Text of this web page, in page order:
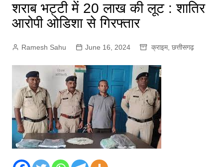
शराब भट्टी में 20 लाख की लूट : शातिर
आरोपी ओडिशा से गिरफ्तार
Ramesh Sahu June 16, 2024 क्राइम, छत्तीसगढ़